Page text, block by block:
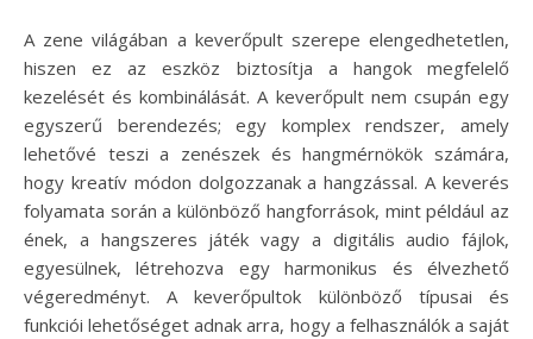
A zene világában a keverőpult szerepe elengedhetetlen,
hiszen ez az eszköz biztosítja a hangok megfelelő
kezelését és kombinálását. A keverőpult nem csupán egy
egyszerű berendezés; egy komplex rendszer, amely
lehetővé teszi a zenészek és hangmérnökök számára,
hogy kreatív módon dolgozzanak a hangzással. A keverés
folyamata során a különböző hangforrások, mint például az
ének, a hangszeres játék vagy a digitális audio fájlok,
egyesülnek, létrehozva egy harmonikus és élvezhető
végeredményt. A keverőpultok különböző típusai és
funkciói lehetőséget adnak arra, hogy a felhasználók a saját